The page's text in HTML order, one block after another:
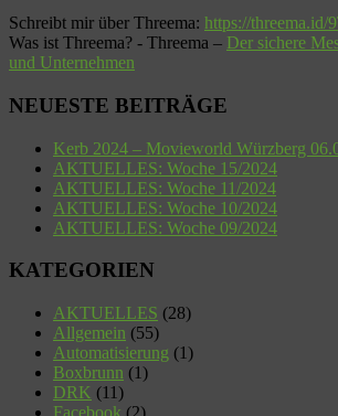
Schreibt mir über Threema: https://
Was ist Threema? - Threema – Der sichere
und Unternehmen
NEUESTE BEITRÄGE
Kerb 2024 – Movieworld Würzberg
AKTUELLES: Woche 15/2024
AKTUELLES: Woche 11/2024
AKTUELLES: Woche 10/2024
AKTUELLES: Woche 09/2024
KATEGORIEN
AKTUELLES (28)
Allgemein (55)
Automatisierung (1)
Boxbrunn (1)
DRK (11)
Facebook (2)